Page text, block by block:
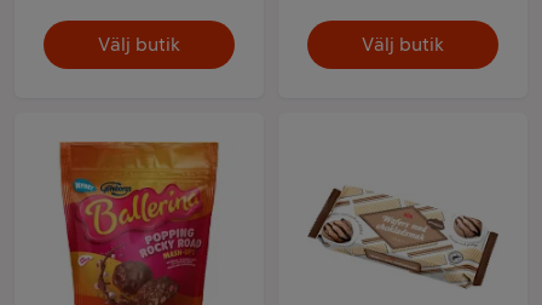
Välj butik Välj butik